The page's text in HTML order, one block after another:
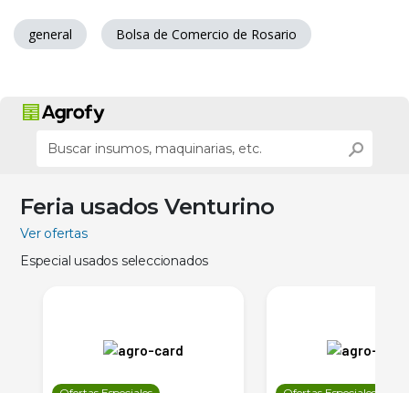
general Bolsa de Comercio de Rosario
Feria usados Venturino
Ver ofertas
Especial usados seleccionados